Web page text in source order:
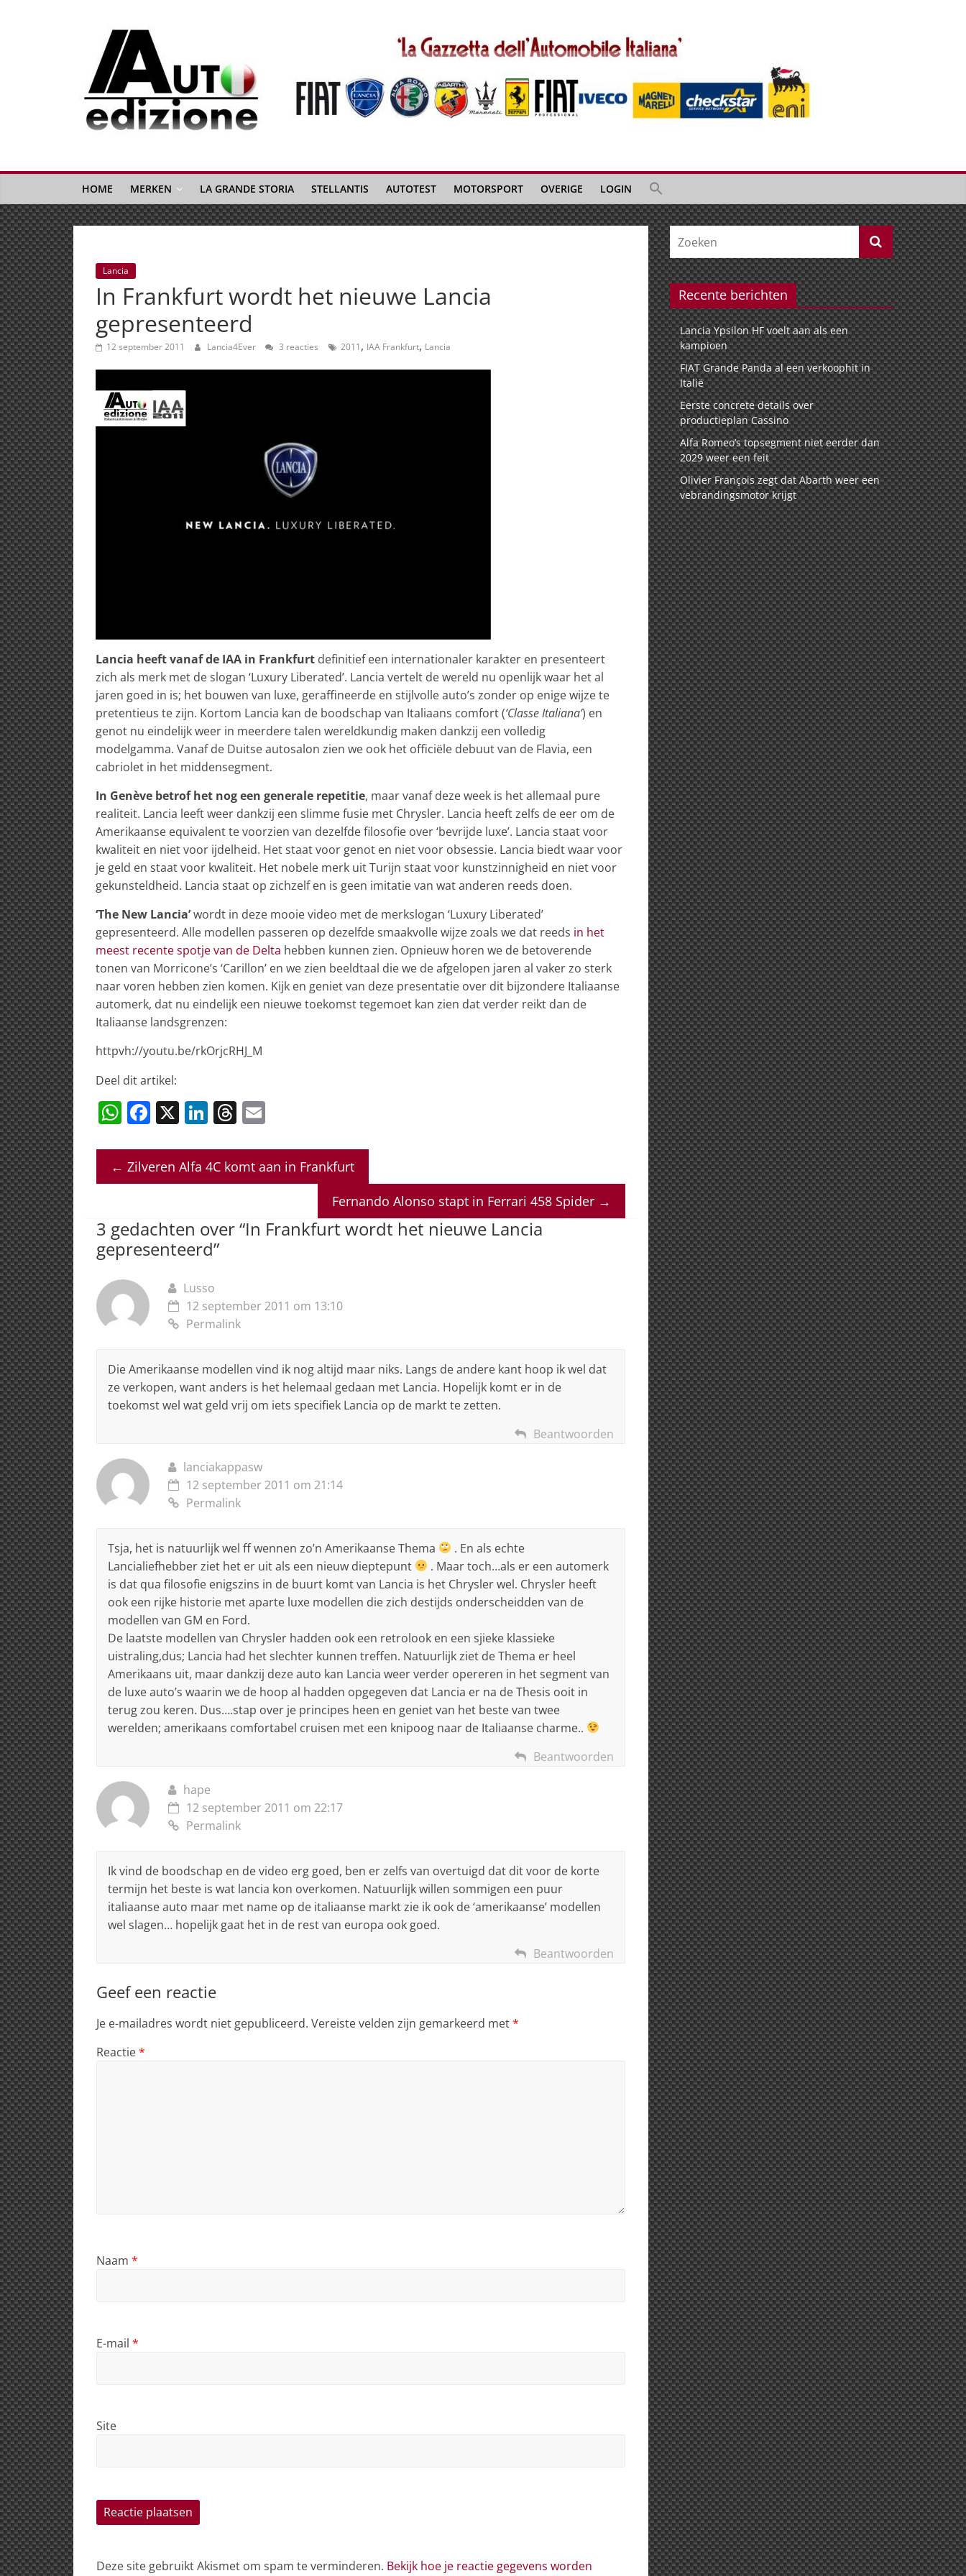
Auto
Edizione
La
Gazetta
dell'Automobile
Italiana
|
Italiaans
autonieuws
&
lifestyle
HOME MERKEN LA GRANDE STORIA STELLANTIS AUTOTEST MOTORSPORT OVERIGE LOGIN
Lancia
In Frankfurt wordt het nieuwe Lancia
gepresenteerd
12 september 2011 Lancia4Ever 3 reacties 2011, IAA Frankfurt, Lancia
Lancia heeft vanaf de IAA in Frankfurt definitief een internationaler karakter en presenteert
zich als merk met de slogan ‘Luxury Liberated’. Lancia vertelt de wereld nu openlijk waar het al
jaren goed in is; het bouwen van luxe, geraffineerde en stijlvolle auto’s zonder op enige wijze te
pretentieus te zijn. Kortom Lancia kan de boodschap van Italiaans comfort (‘Classe Italiana’) en
genot nu eindelijk weer in meerdere talen wereldkundig maken dankzij een volledig
modelgamma. Vanaf de Duitse autosalon zien we ook het officiële debuut van de Flavia, een
cabriolet in het middensegment.
In Genève betrof het nog een generale repetitie, maar vanaf deze week is het allemaal pure
realiteit. Lancia leeft weer dankzij een slimme fusie met Chrysler. Lancia heeft zelfs de eer om de
Amerikaanse equivalent te voorzien van dezelfde filosofie over ‘bevrijde luxe’. Lancia staat voor
kwaliteit en niet voor ijdelheid. Het staat voor genot en niet voor obsessie. Lancia biedt waar voor
je geld en staat voor kwaliteit. Het nobele merk uit Turijn staat voor kunstzinnigheid en niet voor
gekunsteldheid. Lancia staat op zichzelf en is geen imitatie van wat anderen reeds doen.
‘The New Lancia’wordt in deze mooie video met de merkslogan ‘Luxury Liberated’
gepresenteerd. Alle modellen passeren op dezelfde smaakvolle wijze zoals we dat reeds in het
meest recente spotje van de Delta hebben kunnen zien. Opnieuw horen we de betoverende
tonen van Morricone’s ‘Carillon’ en we zien beeldtaal die we de afgelopen jaren al vaker zo sterk
naar voren hebben zien komen. Kijk en geniet van deze presentatie over dit bijzondere Italiaanse
automerk, dat nu eindelijk een nieuwe toekomst tegemoet kan zien dat verder reikt dan de
Italiaanse landsgrenzen:
httpvh://youtu.be/rkOrjcRHJ_M
Deel dit artikel:
W
at
s
p
p
F
c
e
o
o
X Li
k
e
n
T
re
a
s
ai
l
← Zilveren Alfa 4C komt aan in Frankfurt
Fernando Alonso stapt in Ferrari 458 Spider →
3 gedachten over “In Frankfurt wordt het nieuwe Lancia
gepresenteerd”
Lusso
12 september 2011 om 13:10
Permalink
Die Amerikaanse modellen vind ik nog altijd maar niks. Langs de andere kant hoop ik wel dat
ze verkopen, want anders is het helemaal gedaan met Lancia. Hopelijk komt er in de
toekomst wel wat geld vrij om iets specifiek Lancia op de markt te zetten.
Beantwoorden
lanciakappasw
12 september 2011 om 21:14
Permalink
Tsja, het is natuurlijk wel ff wennen zo’n Amerikaanse Thema
. En als echte
Lancialiefhebber ziet het er uit als een nieuw dieptepunt
. Maar toch…als er een automerk
is dat qua filosofie enigszins in de buurt komt van Lancia is het Chrysler wel. Chrysler heeft
ook een rijke historie met aparte luxe modellen die zich destijds onderscheidden van de
modellen van GM en Ford.
De laatste modellen van Chrysler hadden ook een retrolook en een sjieke klassieke
uistraling,dus; Lancia had het slechter kunnen treffen. Natuurlijk ziet de Thema er heel
Amerikaans uit, maar dankzij deze auto kan Lancia weer verder opereren in het segment van
de luxe auto’s waarin we de hoop al hadden opgegeven dat Lancia er na de Thesis ooit in
terug zou keren. Dus….stap over je principes heen en geniet van het beste van twee
werelden; amerikaans comfortabel cruisen met een knipoog naar de Italiaanse charme..
Beantwoorden
hape
12 september 2011 om 22:17
Permalink
Ik vind de boodschap en de video erg goed, ben er zelfs van overtuigd dat dit voor de korte
termijn het beste is wat lancia kon overkomen. Natuurlijk willen sommigen een puur
italiaanse auto maar met name op de italiaanse markt zie ik ook de ‘amerikaanse’ modellen
wel slagen… hopelijk gaat het in de rest van europa ook goed.
Beantwoorden
Geef een reactie
Je e-mailadres wordt niet gepubliceerd. Vereiste velden zijn gemarkeerd met*
Reactie*
Naam *
E-mail *
Site
Deze site gebruikt Akismet om spam te verminderen. Bekijk hoe je reactie gegevens worden
Recente berichten
Lancia Ypsilon HF voelt aan als een
kampioen
FIAT Grande Panda al een verkoophit in
Italië
Eerste concrete details over
productieplan Cassino
Alfa Romeo’s topsegment niet eerder dan
2029 weer een feit
Olivier François zegt dat Abarth weer een
vebrandingsmotor krijgt